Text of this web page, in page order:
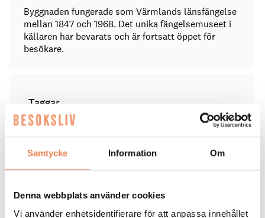
Samtycke Information Om
Denna webbplats använder cookies
Vi använder enhetsidentifierare för att anpassa innehållet
Byggnaden fungerade som Värmlands länsfängelse
mellan 1847 och 1968. Det unika fängelsemuseet i
källaren har bevarats och är fortsatt öppet för
besökare.
Taggar
HOME HOTEL BILAN STRAWBERRY